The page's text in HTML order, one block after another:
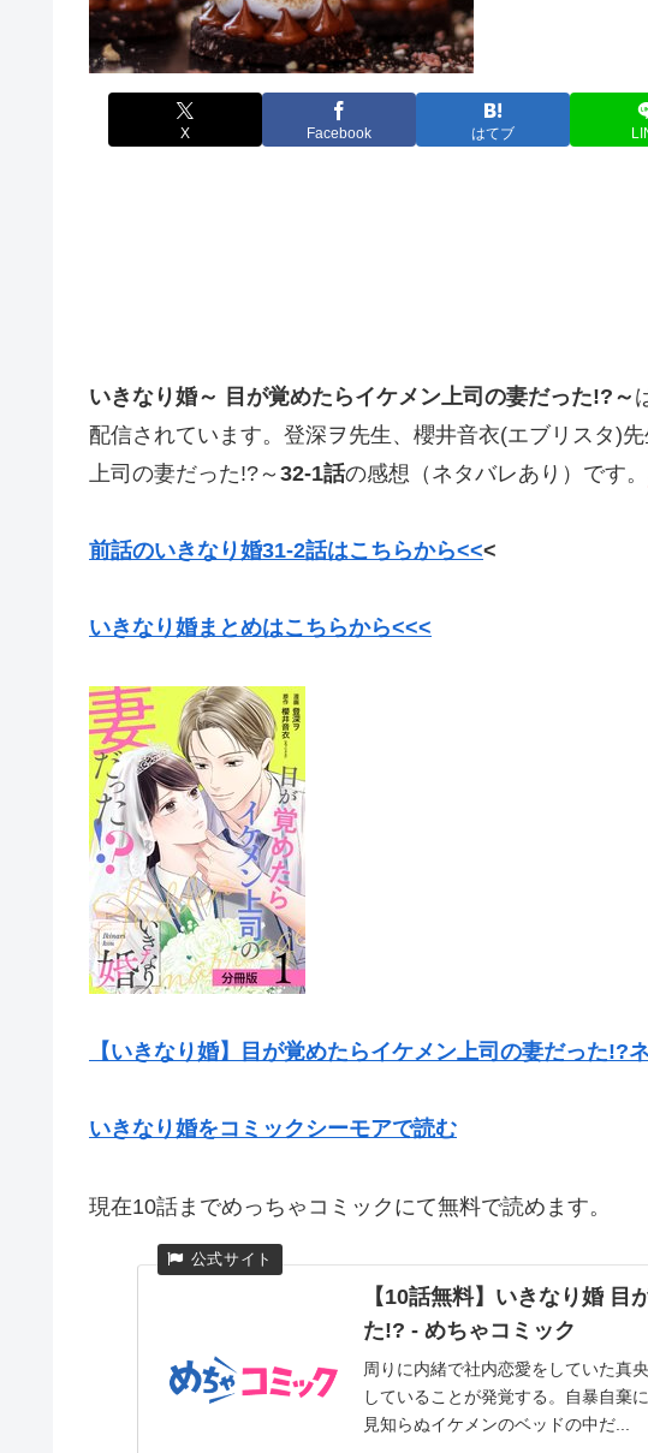
X Facebook はてブ
いきなり婚～ 目が覚めたらイケメン上司の妻だった!? ～
配信されています。 登深ヲ先生、 櫻井音衣(エブリスタ)先
上司の妻だった!?～ 32-1話の感想（ネタバレあり）です。
前話のいきなり婚31-2話はこちらから<<<
いきなり婚まとめはこちらから<<<
【いきなり婚】目が覚めたらイケメン上司の妻だった!?
いきなり婚をコミックシーモアで読む
現在10話までめっちゃコミックにて無料で読めます。
【10話無料】いきなり婚 目
た!? - めちゃコミック
周りに内緒で社内恋愛をしていた真
していることが発覚する。自暴自棄
見知らぬイケメンのベッドの中だ...